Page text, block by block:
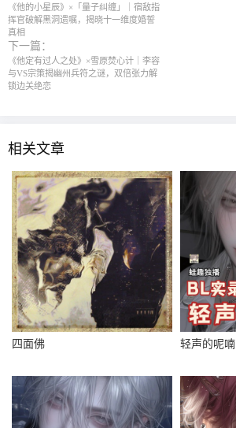
《他的小星辰》×「量子纠缠」｜宿敌指
挥官破解黑洞遗嘱，揭晓十一维度婚誓
真相
下一篇：
《他定有过人之处》×雪原焚心计｜李容
与VS宗策揭幽州兵符之谜，双倍张力解
锁边关绝恋
相关文章
四面佛 轻声的呢喃